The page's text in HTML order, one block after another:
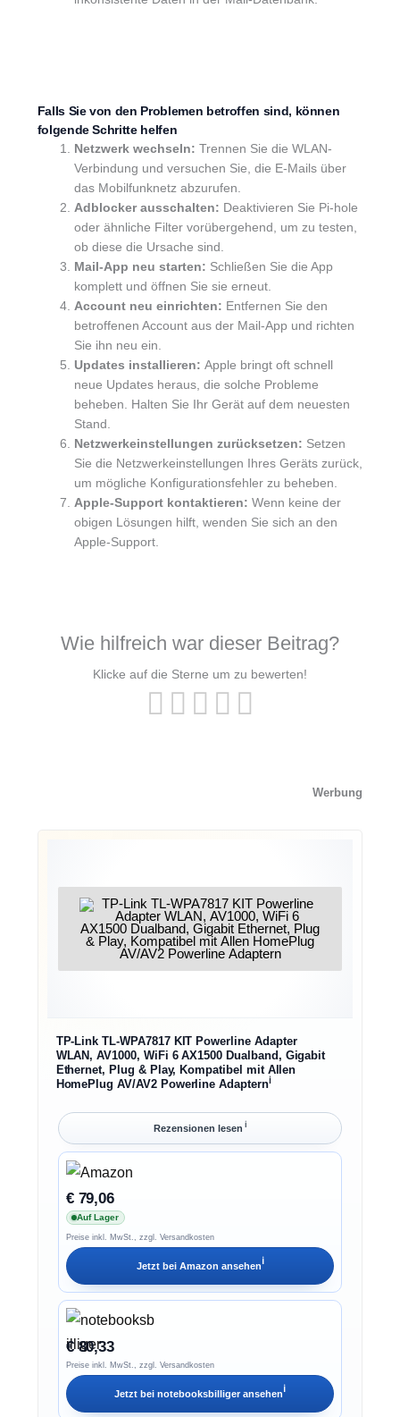
Falls Sie von den Problemen betroffen sind, können
folgende Schritte helfen
Netzwerk wechseln: Trennen Sie die WLAN-
Verbindung und versuchen Sie, die E-Mails über
das Mobilfunknetz abzurufen.
Adblocker ausschalten: Deaktivieren Sie Pi-hole
oder ähnliche Filter vorübergehend, um zu testen,
ob diese die Ursache sind.
Mail-App neu starten: Schließen Sie die App
komplett und öffnen Sie sie erneut.
Account neu einrichten: Entfernen Sie den
betroffenen Account aus der Mail-App und richten
Sie ihn neu ein.
Updates installieren: Apple bringt oft schnell
neue Updates heraus, die solche Probleme
beheben. Halten Sie Ihr Gerät auf dem neuesten
Stand.
Netzwerkeinstellungen zurücksetzen: Setzen
Sie die Netzwerkeinstellungen Ihres Geräts zurück,
um mögliche Konfigurationsfehler zu beheben.
Apple-Support kontaktieren: Wenn keine der
obigen Lösungen hilft, wenden Sie sich an den
Apple-Support.
Wie hilfreich war dieser Beitrag?
Klicke auf die Sterne um zu bewerten!
Werbung
TP-Link TL-WPA7817 KIT Powerline Adapter
WLAN, AV1000, WiFi 6 AX1500 Dualband, Gigabit
Ethernet, Plug & Play, Kompatibel mit Allen
HomePlug AV/AV2 Powerline Adapternℹ︎
Rezensionen lesen ℹ︎
€ 79,06
Auf Lager
Preise inkl. MwSt., zzgl. Versandkosten
Jetzt bei Amazon ansehenℹ︎
€ 80,33
Preise inkl. MwSt., zzgl. Versandkosten
Jetzt bei notebooksbilligeransehenℹ︎